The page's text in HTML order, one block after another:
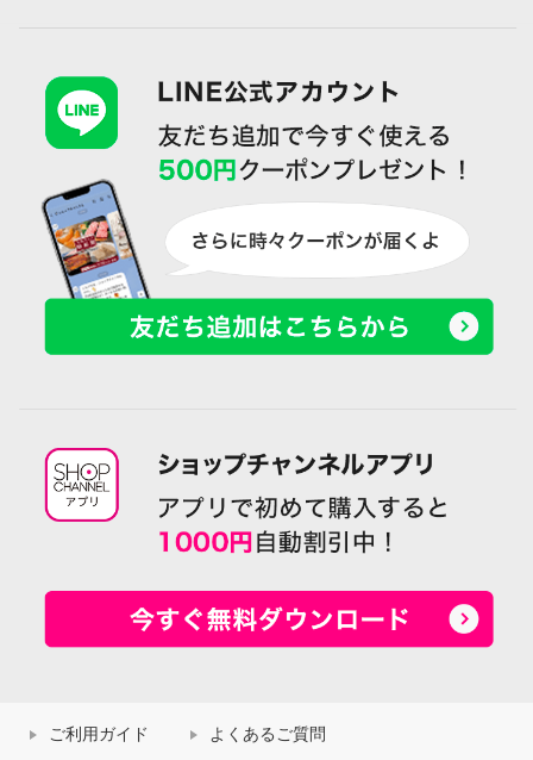
ご利用ガイド よくあるご質問